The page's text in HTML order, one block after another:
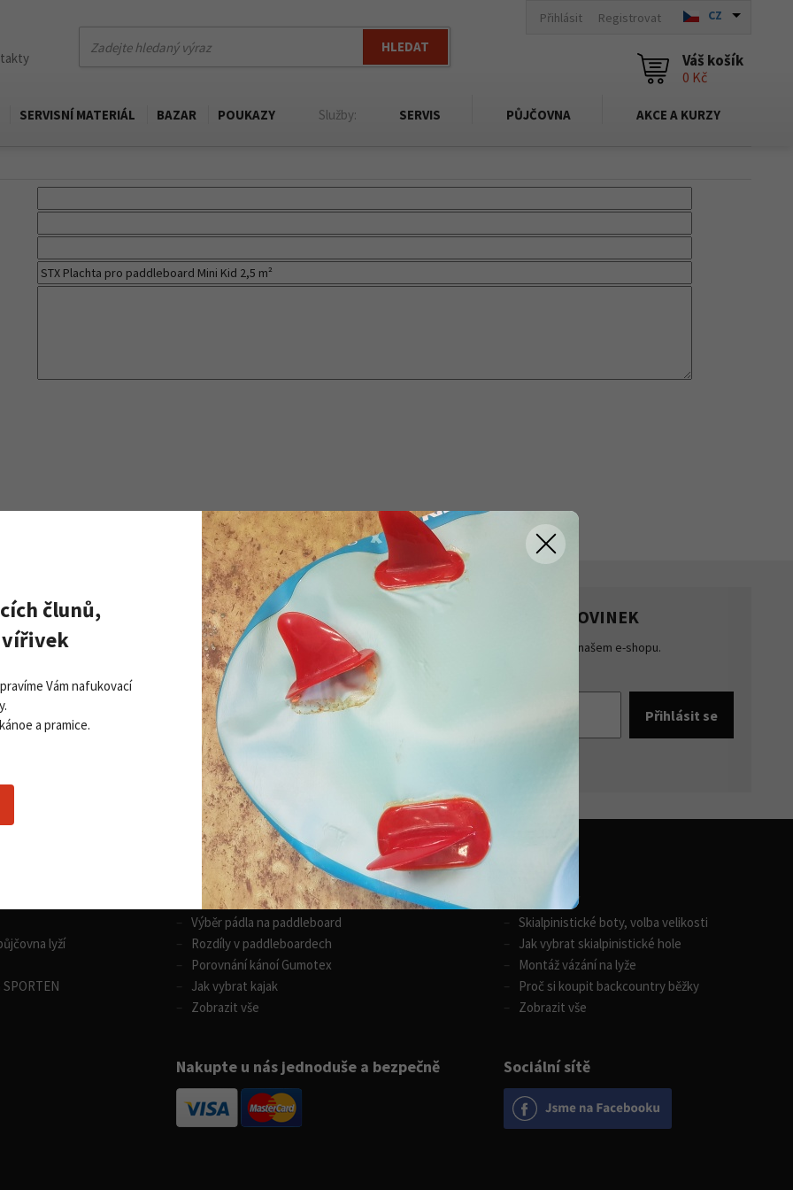
HLEDAT
Přihlásit Registrovat CZ
Váš košík
0 Kč
SERVISNÍ MATERIÁL BAZAR POUKAZY Služby: SERVIS PŮJČOVNA AKCE A KURZY
Zobrazit všechny novinky
Viking nově v naší
2026
více
PŘIHLASTE SE K ODBĚRU NOVINEK
Získejte přehled o novinkách a akcích na našem e-shopu.
Přihlašte se k odběru novinek.
Sociální sítě
lyží
Nákupní rádce
Vodní sporty
Výběr pádla na paddleboard
Rozdíly v paddleboardech
Porovnání kánoí Gumotex
Jak vybrat kajak
Zobrazit vše
Zimní sporty
Skialpinistické boty, volba velikosti
Jak vybrat skialpinistické hole
Montáž vázání na lyže
Proč si koupit backcountry běžky
Zobrazit vše
Nakupte u nás jednoduše a bezpečně
člunů,
vířivek
Vám nafukovací
a pramice.